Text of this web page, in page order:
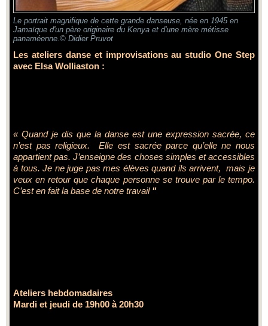
Le portrait magnifique de cette grande danseuse, née en 1945 en
Jamaïque d'un père originaire du Kenya et d'une mère métisse
panaméenne.© Didier Pruvot
Les ateliers danse et improvisations au studio One Step
avec Elsa Wolliaston :
« Quand je dis que la danse est une expression sacrée, ce
n’est pas religieux. Elle est sacrée parce qu’elle ne nous
appartient pas. J’enseigne des choses simples et accessibles
à tous. Je ne juge pas mes élèves quand ils arrivent, mais je
veux en retour que chaque personne se trouve par le tempo.
C’est en fait la base de notre travail "
Ateliers hebdomadaires
Mardi et jeudi de 19h00 à 20h30